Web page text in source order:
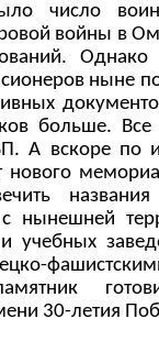
число
войны в
ныне
больше.
А вскоре по
с нынешней
30-летия